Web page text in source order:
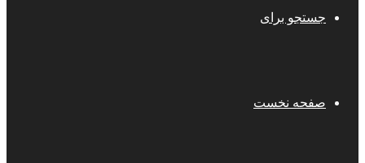
جستجو برای
صفحه نخست